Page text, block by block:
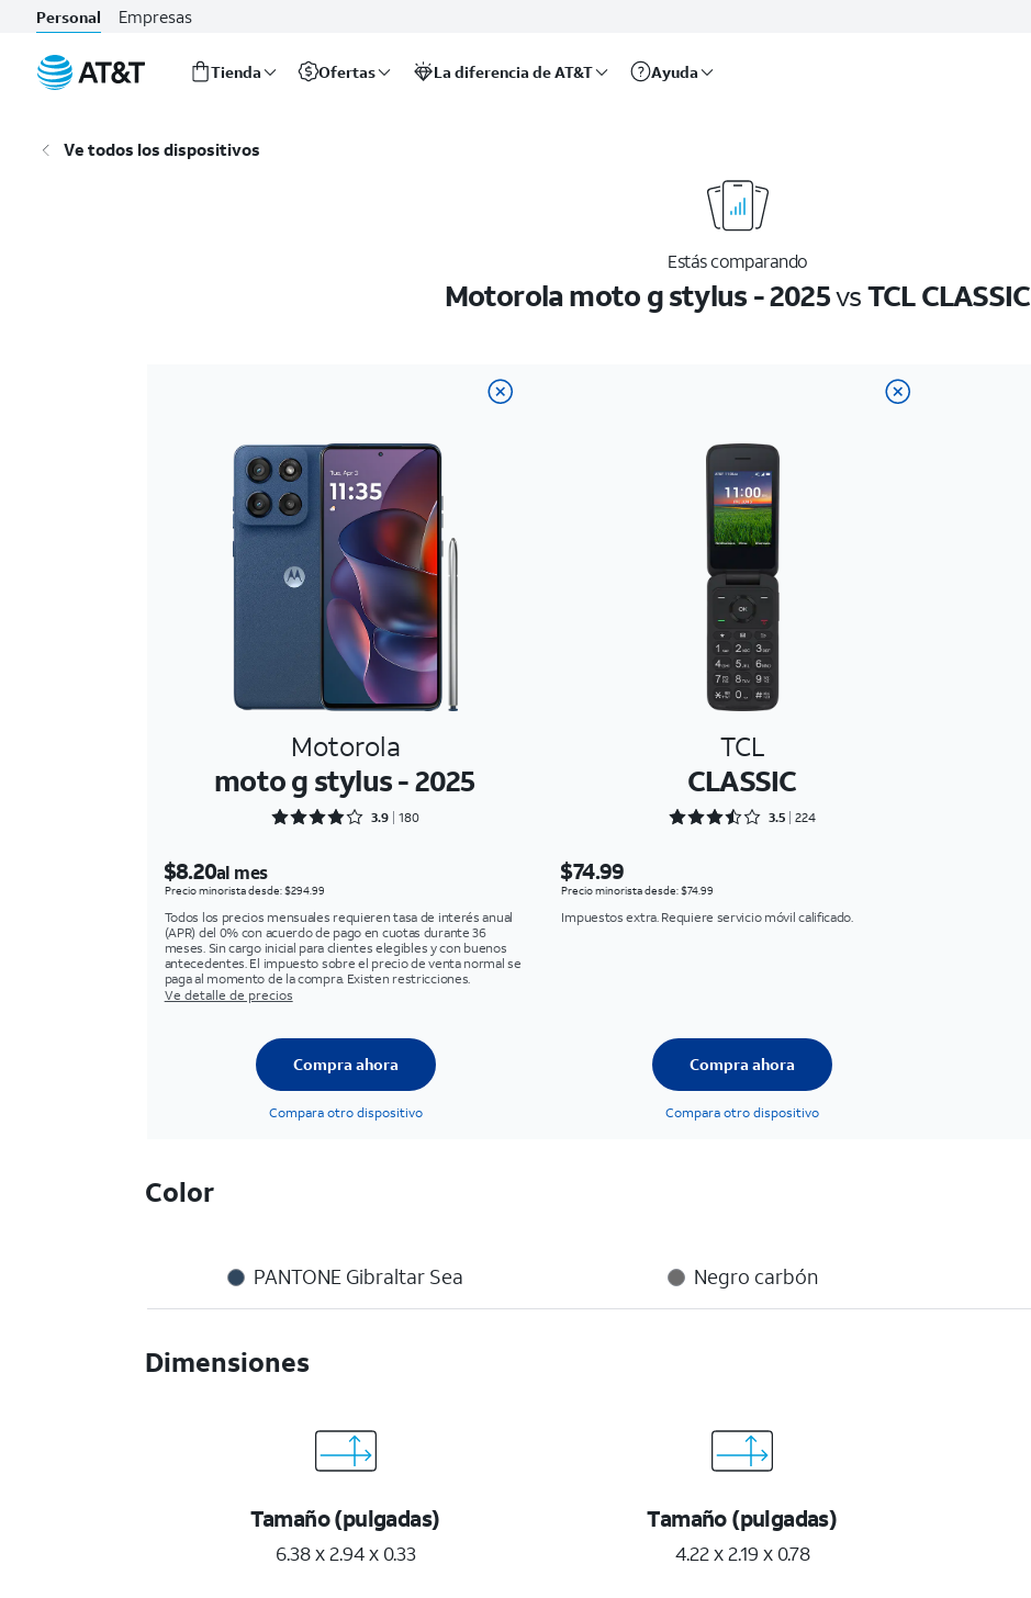
Personal Empresas
Tienda Ofertas La diferencia de AT&T Ayuda
Ve todos los dispositivos
Estás comparando
Motorola moto g stylus - 2025vsTCL CLASSIC
Motorola
moto g stylus - 2025
TCL
CLASSIC
Rated 3.9 out of 5
3.9 180 Rated 3.5268 out of 5
3.5 224
$8.20al mes
Precio minorista desde: $294.99
Todos los precios mensuales requieren tasa de interés anual
(APR) del 0% con acuerdo de pago en cuotas durante 36
meses. Sin cargo inicial para clientes elegibles y con buenos
antecedentes. El impuesto sobre el precio de venta normal se
paga al momento de la compra. Existen restricciones.
Ve detalle de precios
$74.99
Precio minorista desde: $74.99
Impuestos extra. Requiere servicio móvil calificado.
Compra ahora
Compara otro dispositivo
Compra ahora
Compara otro dispositivo
Color
PANTONE Gibraltar Sea Negro carbón
Dimensiones
Tamaño (pulgadas)
6.38 x 2.94 x 0.33
Tamaño (pulgadas)
4.22 x 2.19 x 0.78